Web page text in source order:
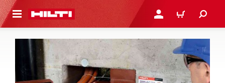
内容を表示 ログイン・新規オンライ
カート